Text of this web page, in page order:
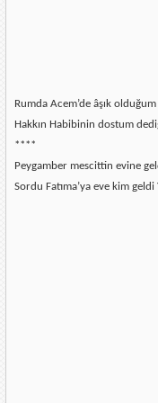
Rumda Acem’de âşık
Hakkın Habibinin dostum
****
Peygamber mescittin evine
Sordu Fatıma’ya eve kim